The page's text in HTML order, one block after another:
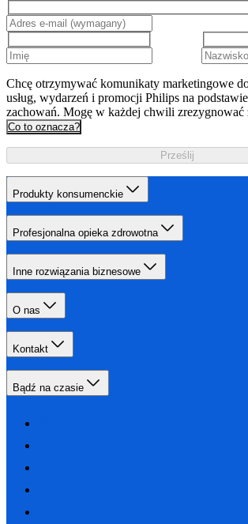
Chcę otrzymywać komunikaty marketingowe
usług, wydarzeń i promocji Philips na
zachowań. Mogę w każdej chwili zrezygnować
Co to oznacza?
Prześlij
Produkty konsumenckie
Profesjonalna opieka zdrowotna
Inne rozwiązania biznesowe
O nas
Kontakt
Bądź na czasie